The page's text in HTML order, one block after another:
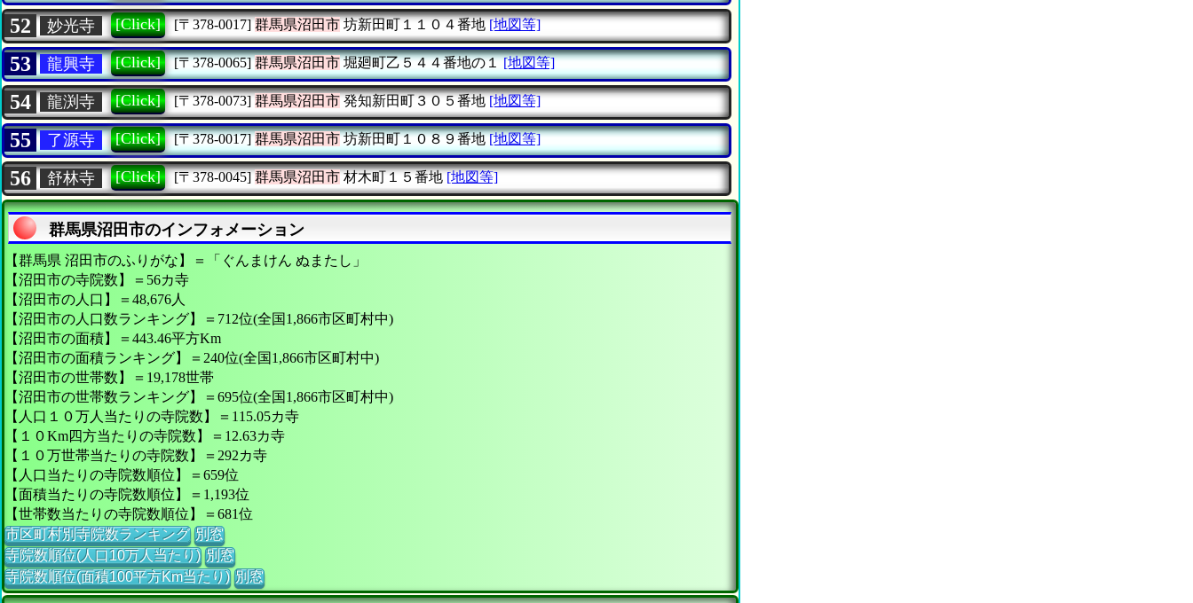
52 妙光寺 [Click] [〒378-0017] 群馬県沼田市坊新田町１１０４番地 [地図等]
53 龍興寺 [Click] [〒378-0065] 群馬県沼田市堀廻町乙５４４番地の１ [地図等]
54 龍渕寺 [Click] [〒378-0073] 群馬県沼田市発知新田町３０５番地 [地図等]
55 了源寺 [Click] [〒378-0017] 群馬県沼田市坊新田町１０８９番地 [地図等]
56 舒林寺 [Click] [〒378-0045] 群馬県沼田市材木町１５番地 [地図等]
群馬県沼田市のインフォメーション
【群馬県 沼田市のふりがな】＝「ぐんまけん ぬまたし」
【沼田市の寺院数】＝56カ寺
【沼田市の人口】＝48,676人
【沼田市の人口数ランキング】＝712位(全国1,866市区町村中)
【沼田市の面積】＝443.46平方Km
【沼田市の面積ランキング】＝240位(全国1,866市区町村中)
【沼田市の世帯数】＝19,178世帯
【沼田市の世帯数ランキング】＝695位(全国1,866市区町村中)
【人口１０万人当たりの寺院数】＝115.05カ寺
【１０Km四方当たりの寺院数】＝12.63カ寺
【１０万世帯当たりの寺院数】＝292カ寺
【人口当たりの寺院数順位】＝659位
【面積当たりの寺院数順位】＝1,193位
【世帯数当たりの寺院数順位】＝681位
市区町村別寺院数ランキング 別窓
寺院数順位(人口10万人当たり) 別窓
寺院数順位(面積100平方Km当たり) 別窓